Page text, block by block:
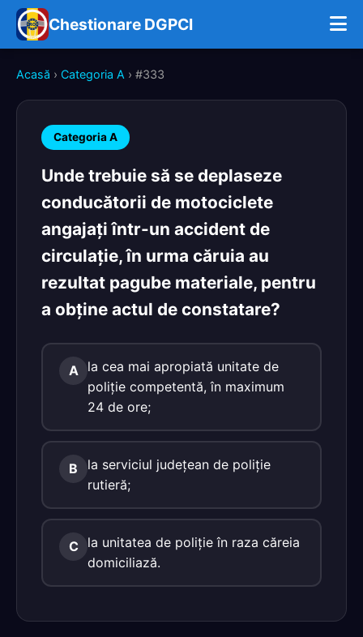
Chestionare DGPCI
Acasă › Categoria A › #333
Categoria A
Unde trebuie să se deplaseze
conducătorii de motociclete
angajaţi într-un accident de
circulaţie, în urma căruia au
rezultat pagube materiale, pentru
a obţine actul de constatare?
A
la cea mai apropiată unitate de
poliţie competentă, în maximum
24 de ore;
B
la serviciul judeţean de poliţie
rutieră;
C
la unitatea de poliţie în raza căreia
domiciliază.